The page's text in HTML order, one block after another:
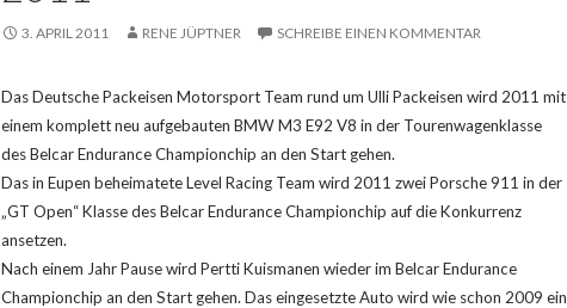
3. APRIL 2011 RENE JÜPTNER SCHREIBE EINEN KOMMENTAR
Das Deutsche Packeisen Motorsport Team rund um Ulli Packeisen wird 2011 mit
einem komplett neu aufgebauten BMW M3 E92 V8 in der Tourenwagenklasse
des Belcar Endurance Championchip an den Start gehen.
Das in Eupen beheimatete Level Racing Team wird 2011 zwei Porsche 911 in der
„GT Open“ Klasse des Belcar Endurance Championchip auf die Konkurrenz
ansetzen.
Nach einem Jahr Pause wird Pertti Kuismanen wieder im Belcar Endurance
Championchip an den Start gehen. Das eingesetzte Auto wird wie schon 2009 ein